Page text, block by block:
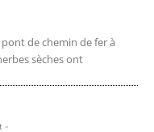
de chemin de fer à
sèches ont
-